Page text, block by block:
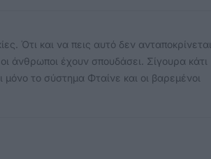
Ότι και να πεις αυτό δεν ανταποκρίνεται
άνθρωποι έχουν σπουδάσει. Σίγουρα κάτι
το σύστημα Φταίνε και οι βαρεμένοι